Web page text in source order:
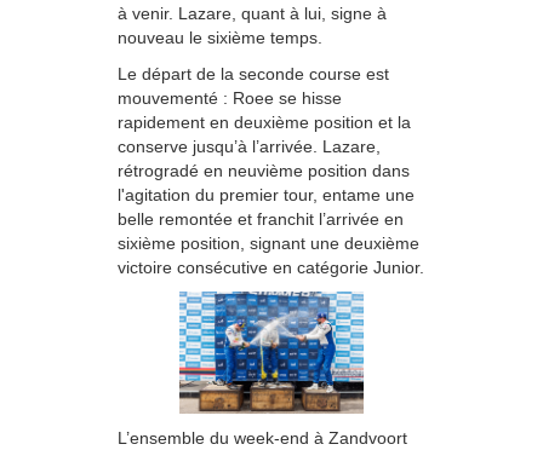
à venir. Lazare, quant à lui, signe à
nouveau le sixième temps.
Le départ de la seconde course est
mouvementé : Roee se hisse
rapidement en deuxième position et la
conserve jusqu’à l’arrivée. Lazare,
rétrogradé en neuvième position dans
l'agitation du premier tour, entame une
belle remontée et franchit l’arrivée en
sixième position, signant une deuxième
victoire consécutive en catégorie Junior.
L’ensemble du week-end à Zandvoort